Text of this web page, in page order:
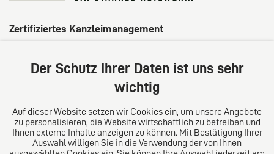
Zertifiziertes Kanzleimanagement
Der Schutz Ihrer Daten ist uns sehr
wichtig
Auf dieser Website setzen wir Cookies ein, um unsere Angebote
zu personalisieren, die Website wirtschaftlich zu betreiben und
Ihnen externe Inhalte anzeigen zu können. Mit Bestätigung Ihrer
Auswahl willigen Sie in die Verwendung der von Ihnen